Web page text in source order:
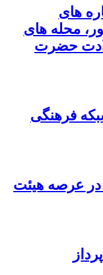
های
محله های
حضرت
فرهنگی
در عرصه‌ هیئت